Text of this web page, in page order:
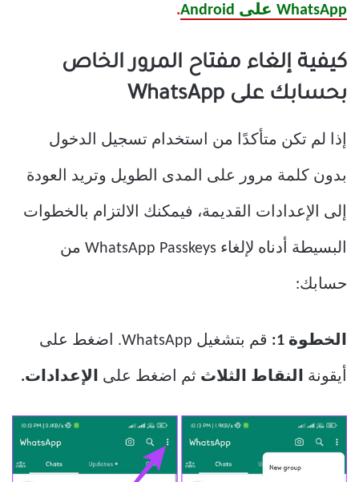
WhatsApp على Android .
كيفية إلغاء مفتاح المرور الخاص
بحسابك على WhatsApp
إذا لم تكن متأكدًا من استخدام تسجيل الدخول
بدون كلمة مرور على المدى الطويل وتريد العودة
إلى الإعدادات القديمة، فيمكنك الالتزام بالخطوات
البسيطة أدناه لإلغاء WhatsApp Passkeys من
حسابك:
الخطوة 1: قم بتشغيل WhatsApp. اضغط على
أيقونة النقاط الثلاث ثم اضغط على الإعدادات.